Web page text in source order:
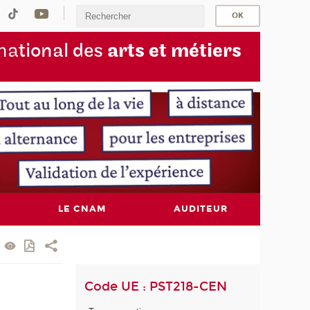
tional des arts et métiers
LE CNAM AUDITEUR
Code UE : PST218-CEN